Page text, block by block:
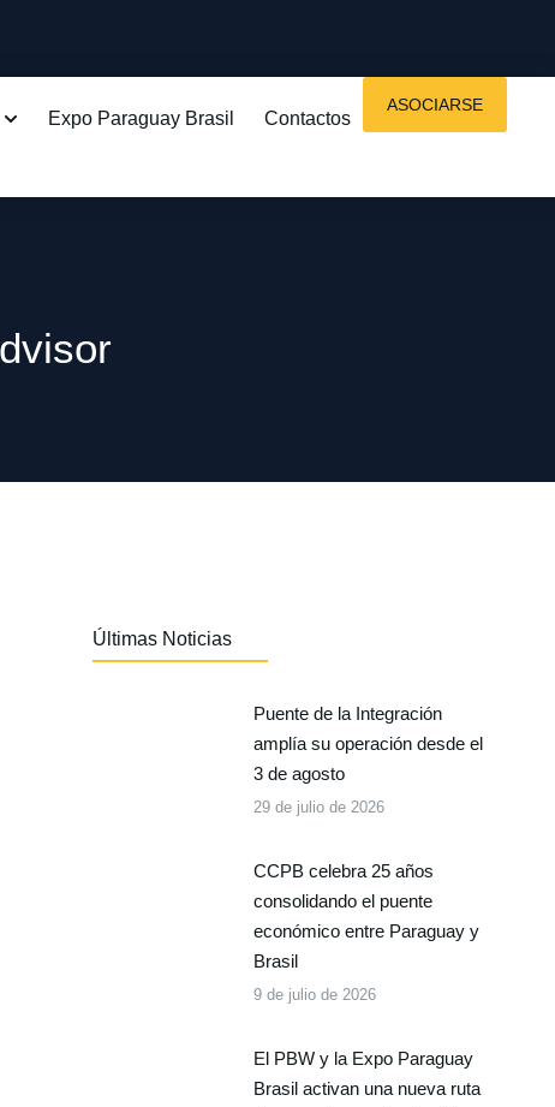
Expo Paraguay Brasil Contactos
ASOCIARSE
Últimas Noticias
Puente de la Integración
amplía su operación desde el
3 de agosto
29 de julio de 2026
CCPB celebra 25 años
consolidando el puente
económico entre Paraguay y
Brasil
9 de julio de 2026
El PBW y la Expo Paraguay
Brasil activan una nueva ruta